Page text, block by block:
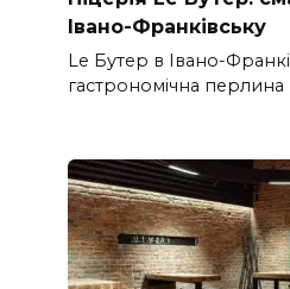
Івано-Франківську
Le Бутер в Івано-
гастрономічна перлина